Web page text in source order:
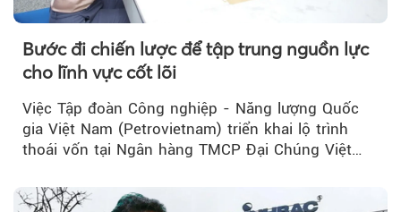
Bước đi chiến lược để tập trung nguồn lực
cho lĩnh vực cốt lõi
Việc Tập đoàn Công nghiệp - Năng lượng Quốc
gia Việt Nam (Petrovietnam) triển khai lộ trình
thoái vốn tại Ngân hàng TMCP Đại Chúng Việt